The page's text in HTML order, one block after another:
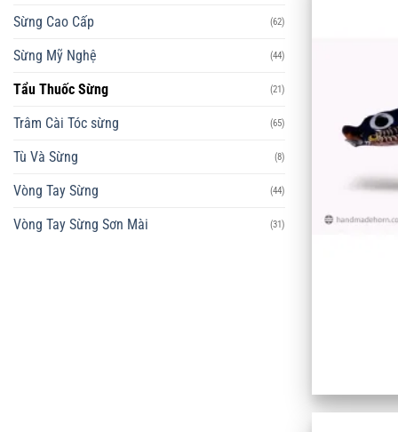
Sừng Cao Cấp (62)
Sừng Mỹ Nghệ (44)
Tẩu Thuốc Sừng (21)
Trâm Cài Tóc sừng (65)
Tù Và Sừng (8)
Vòng Tay Sừng (44)
Vòng Tay Sừng Sơn Mài (31)